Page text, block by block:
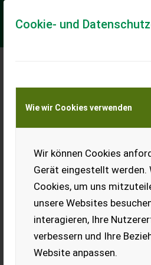
Cookie- und
Wie wir Cookies verwenden
Wir können Cookies
Gerät eingestellt werden.
Cookies, um uns
unsere Websites
interagieren, Ihre
verbessern und Ihre
Website anpassen.